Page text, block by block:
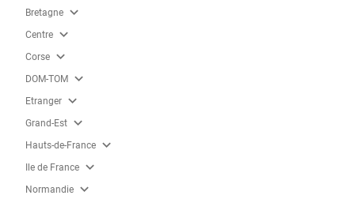
Bretagne expand_more
Centre expand_more
Corse expand_more
DOM-TOM expand_more
Etranger expand_more
Grand-Est expand_more
Hauts-de-France expand_more
Ile de France expand_more
Normandie expand_more